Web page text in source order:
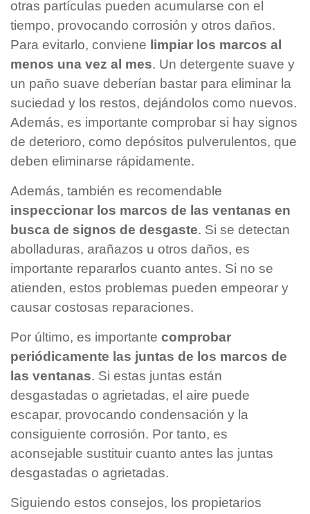
otras partículas pueden acumularse con el
tiempo, provocando corrosión y otros daños.
Para evitarlo, conviene limpiar los marcos al
menos una vez al mes. Un detergente suave y
un paño suave deberían bastar para eliminar la
suciedad y los restos, dejándolos como nuevos.
Además, es importante comprobar si hay signos
de deterioro, como depósitos pulverulentos, que
deben eliminarse rápidamente.
Además, también es recomendable
inspeccionar los marcos de las ventanas en
busca de signos de desgaste. Si se detectan
abolladuras, arañazos u otros daños, es
importante repararlos cuanto antes. Si no se
atienden, estos problemas pueden empeorar y
causar costosas reparaciones.
Por último, es importante comprobar
periódicamente las juntas de los marcos de
las ventanas. Si estas juntas están
desgastadas o agrietadas, el aire puede
escapar, provocando condensación y la
consiguiente corrosión. Por tanto, es
aconsejable sustituir cuanto antes las juntas
desgastadas o agrietadas.
Siguiendo estos consejos, los propietarios